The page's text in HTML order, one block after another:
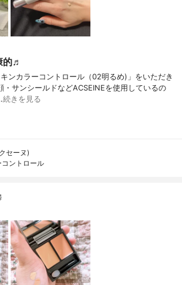
的♬
ンカラーコントロール（02明るめ)」をいただき
サンシールドなどACSEINEを使用しているの
続きを見る
セーヌ)
コントロール